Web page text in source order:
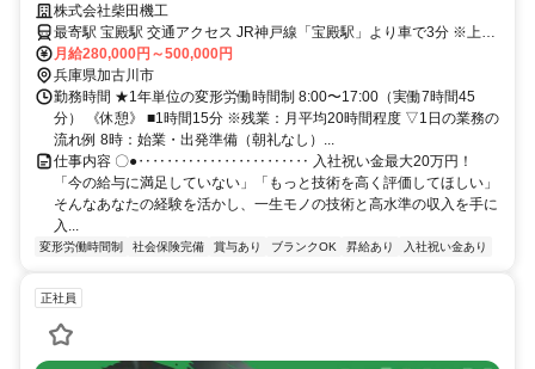
り＆賞与年2～3回！
株式会社柴田機工
最寄駅 宝殿駅 交通アクセス JR神戸線「宝殿駅」より車で3分 ※上記
は本社へのアクセス情報です。 兵庫・大阪を中心とした現場で作業
を行います。 ▽マイカー通勤OK（駐車場あり） ▽以下でお探しの方
も通勤圏内です！ ・明石市 ・姫路市 ・高砂市 ・加西市 ・小野市 ・
三木市など
月給280,000円～500,000円
兵庫県加古川市
勤務時間 ★1年単位の変形労働時間制 8:00〜17:00（実働7時間45
分） 《休憩》 ■1時間15分 ※残業：月平均20時間程度 ▽1日の業務の
流れ例 8時：始業・出発準備（朝礼なし）...
仕事内容 〇●‥‥‥‥‥‥‥‥‥‥‥‥ 入社祝い金最大20万円！
「今の給与に満足していない」「もっと技術を高く評価してほしい」
そんなあなたの経験を活かし、一生モノの技術と高水準の収入を手に
入...
変形労働時間制 社会保険完備 賞与あり ブランクOK 昇給あり 入社祝い金あり
正社員